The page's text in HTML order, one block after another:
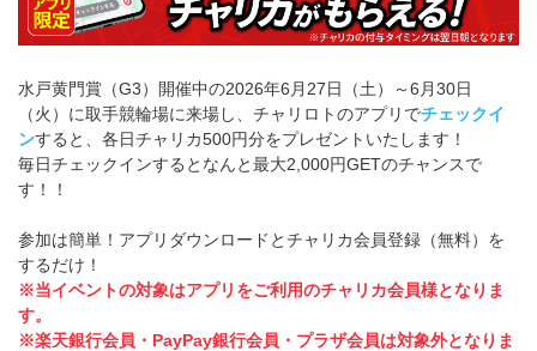
水戸黄門賞（G3）開催中の2026年6月27日（土）～6月30日
（火）に取手競輪場に来場し、チャリロトのアプリでチェックイ
ンすると、各日チャリカ500円分をプレゼントいたします！
毎日チェックインするとなんと最大2,000円GETのチャンスで
す！！
参加は簡単！アプリダウンロードとチャリカ会員登録（無料）を
するだけ！
※当イベントの対象はアプリをご利用のチャリカ会員様となりま
す。
※楽天銀行会員・PayPay銀行会員・プラザ会員は対象外となりま